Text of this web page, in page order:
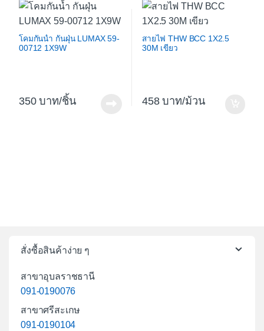
โคมกันน้ำ กันฝุ่น LUMAX 59-
00712 1X9W
350 /ชิ้น
สายไฟ THW BCC 1X2.5
30M เขียว
458 /ม้วน
สั่งซื้อสินค้าง่าย ๆ
สาขาอุบลราชธานี
091-0190076
สาขาศรีสะเกษ
091-0190104